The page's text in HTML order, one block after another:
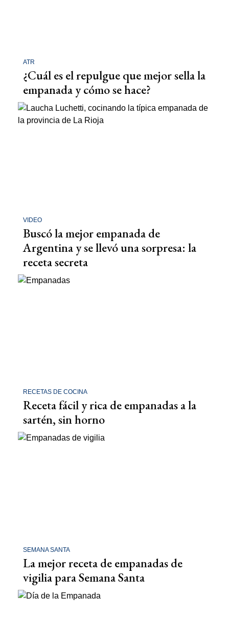
ATR
¿Cuál es el repulgue que mejor sella la
empanada y cómo se hace?
VIDEO
Buscó la mejor empanada de
Argentina y se llevó una sorpresa: la
receta secreta
RECETAS DE COCINA
Receta fácil y rica de empanadas a la
sartén, sin horno
SEMANA SANTA
La mejor receta de empanadas de
vigilia para Semana Santa